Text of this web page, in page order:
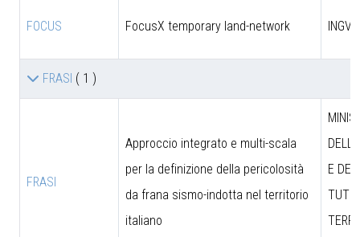
FOCUS FocusX temporary land-network INGV
FRASI ( 1 )
FRASI
Approccio integrato e multi-scala
per la definizione della pericolosità
da frana sismo-indotta nel territorio
italiano
E